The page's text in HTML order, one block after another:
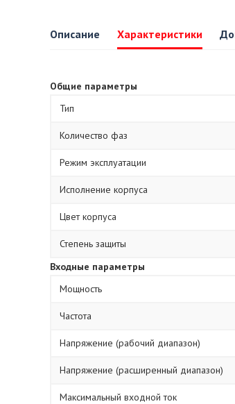
Описание Характеристики
Общие параметры
Тип
Количество фаз
Режим эксплуатации
Исполнение корпуса
Цвет корпуса
Степень защиты
Входные параметры
Мощность
Частота
Напряжение (рабочий диапазон)
Напряжение (расширенный диапазон)
Максимальный входной ток